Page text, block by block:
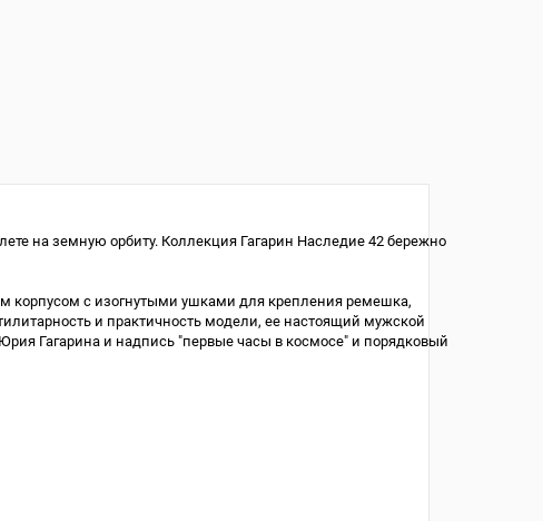
на земную орбиту. Коллекция Гагарин Наследие 42 бережно
с изогнутыми ушками для крепления ремешка,
и практичность модели, ее настоящий мужской
Гагарина и надпись "первые часы в космосе" и порядковый